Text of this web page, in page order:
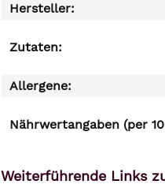
Hersteller:
Zutaten:
Allergene:
Nährwertangaben (per
Weiterführende Links